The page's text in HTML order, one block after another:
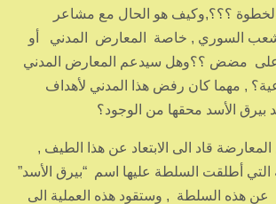
؟؟؟,وكيف هو الحال مع مشاعر
الشعب السوري , خاصة المعارض المدني أو
مضض ؟؟وهل سيدعم المعارض المدني
, مهما كان رفض هذا المدني لأهداف
بيرق الأسد محقها من الوجود؟
قاد الى الابتعاد عن هذا الطيف ,
التي أطلقت السلطة عليها اسم “بيرق الأسد”
عن هذه السلطة , وستقود هذه العملية الى